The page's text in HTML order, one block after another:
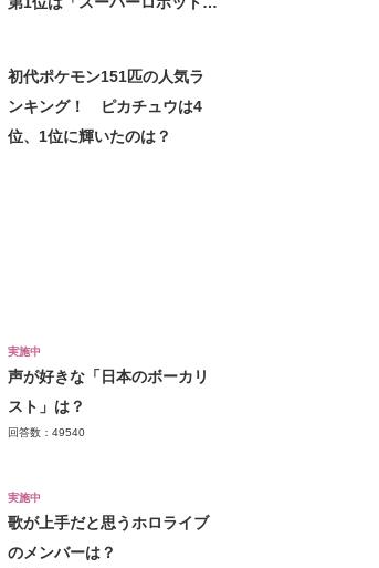
初代ポケモン151匹の人気ラ
ンキング！ ピカチュウは4
位、1位に輝いたのは？
実施中
声が好きな「日本のボーカリ
スト」は？
回答数：49540
実施中
歌が上手だと思うホロライブ
のメンバーは？